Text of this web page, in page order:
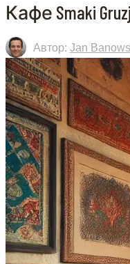
Кафе Smaki
Автор: Jan